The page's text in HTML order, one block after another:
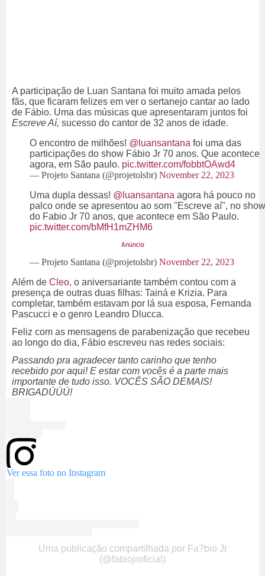
A participação de Luan Santana foi muito amada pelos
fãs, que ficaram felizes em ver o sertanejo cantar ao lado
de Fábio. Uma das músicas que apresentaram juntos foi
Escreve Aí, sucesso do cantor de 32 anos de idade.
O encontro de milhões! @luansantana foi uma das
participações do show Fábio Jr 70 anos. Que acontece
agora, em São paulo. pic.twitter.com/fobbtOAwd4
— Projeto Santana (@projetolsbr) November 22, 2023
Uma dupla dessas! @luansantana agora há pouco no
palco onde se apresentou ao som "Escreve aí", no show
do Fabio Jr 70 anos, que acontece em São Paulo.
pic.twitter.com/bMfH1mZHM6
— Projeto Santana (@projetolsbr) November 22, 2023
Além de Cleo, o aniversariante também contou com a
presença de outras duas filhas: Tainá e Krizia. Para
completar, também estavam por lá sua esposa, Fernanda
Pascucci e o genro Leandro Dlucca.
Feliz com as mensagens de parabenização que recebeu
ao longo do dia, Fábio escreveu nas redes sociais:
Passando pra agradecer tanto carinho que tenho
recebido por aqui! E estar com vocês é a parte mais
importante de tudo isso. VOCÊS SÃO DEMAIS!
BRIGADÚÚÚ!
Ver essa foto no Instagram
Uma publicação compartilhada por Fa?bio Jr
(@fabiojroficial)